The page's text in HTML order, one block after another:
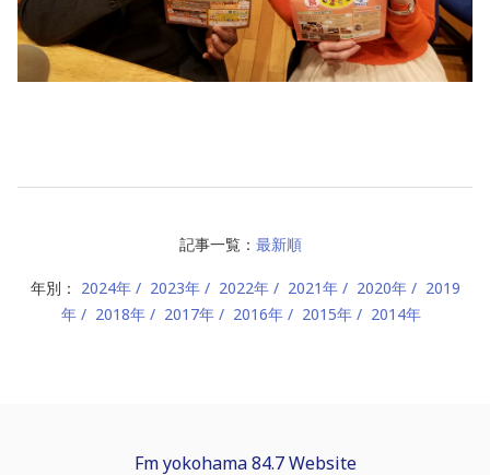
記事一覧： 最新順
年別： 2024年 2023年 2022年 2021年 2020年
2019
年
2018年 2017年 2016年 2015年 2014年
Fm yokohama 84.7 Website